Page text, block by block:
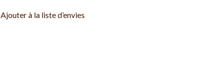
Ajouter à la liste d’envies